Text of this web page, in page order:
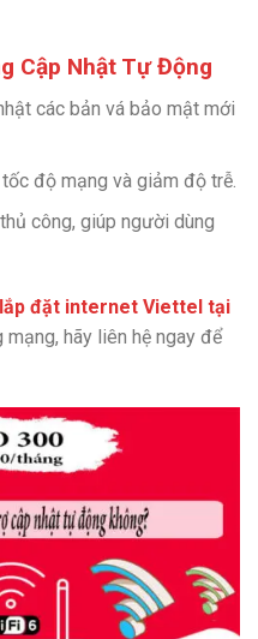
Cập Nhật Tự Động
các bản vá bảo mật mới
độ mạng và giảm độ trễ.
công, giúp người dùng
lắp đặt internet Viettel tại
hãy liên hệ ngay để